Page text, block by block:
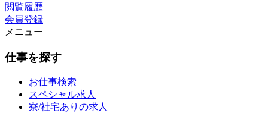
閲覧履歴
会員登録
メニュー
仕事を探す
お仕事検索
スペシャル求人
寮/社宅ありの求人